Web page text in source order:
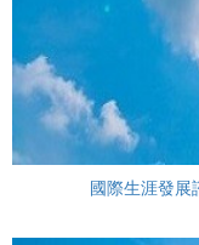
國際生涯發展